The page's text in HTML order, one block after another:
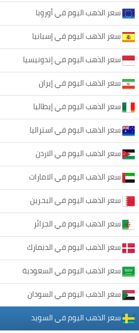
سعر الذهب اليوم في أوروبا
سعر الذهب اليوم في إسبانيا
سعر الذهب اليوم في إندونيسيا
سعر الذهب اليوم في إيران
سعر الذهب اليوم في إيطاليا
سعر الذهب اليوم في استراليا
سعر الذهب اليوم في الاردن
سعر الذهب اليوم في الامارات
سعر الذهب اليوم في البحرين
سعر الذهب اليوم في الجزائر
سعر الذهب اليوم في الدنمارك
سعر الذهب اليوم في السعودية
سعر الذهب اليوم في السودان
سعر الذهب اليوم في السويد